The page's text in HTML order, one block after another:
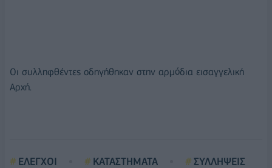
Οι συλληφθέντες οδηγήθηκαν στην αρμόδια εισαγγελική
Αρχή.
ΕΛΕΓΧΟΙ ΚΑΤΑΣΤΗΜΑΤΑ
ΣΥΛΛΗΨΕΙΣ